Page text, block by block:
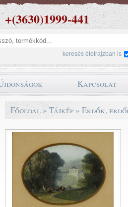
+(3630)1999-441
keresés életrajzban is
Kapcsolat
Főoldal » Tájkép » Erdők,